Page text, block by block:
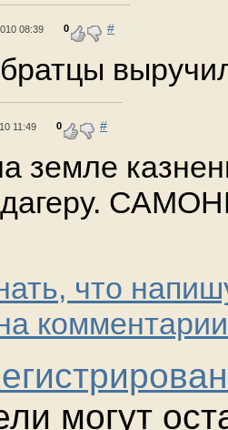
08:39 0 #
11:49 0 #
земле
дагеру.
что
могут